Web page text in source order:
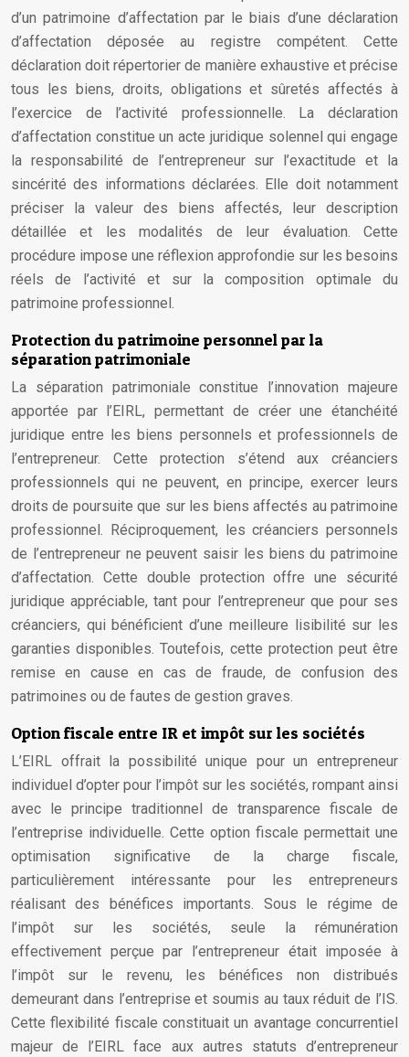
d’un patrimoine d’affectation par le biais d’une déclaration
d’affectation déposée au registre compétent. Cette
déclaration doit répertorier de manière exhaustive et précise
tous les biens, droits, obligations et sûretés affectés à
l’exercice de l’activité professionnelle. La déclaration
d’affectation constitue un acte juridique solennel qui engage
la responsabilité de l’entrepreneur sur l’exactitude et la
sincérité des informations déclarées. Elle doit notamment
préciser la valeur des biens affectés, leur description
détaillée et les modalités de leur évaluation. Cette
procédure impose une réflexion approfondie sur les besoins
réels de l’activité et sur la composition optimale du
patrimoine professionnel.
Protection du patrimoine personnel par la
séparation patrimoniale
La séparation patrimoniale constitue l’innovation majeure
apportée par l’EIRL, permettant de créer une étanchéité
juridique entre les biens personnels et professionnels de
l’entrepreneur. Cette protection s’étend aux créanciers
professionnels qui ne peuvent, en principe, exercer leurs
droits de poursuite que sur les biens affectés au patrimoine
professionnel. Réciproquement, les créanciers personnels
de l’entrepreneur ne peuvent saisir les biens du patrimoine
d’affectation. Cette double protection offre une sécurité
juridique appréciable, tant pour l’entrepreneur que pour ses
créanciers, qui bénéficient d’une meilleure lisibilité sur les
garanties disponibles. Toutefois, cette protection peut être
remise en cause en cas de fraude, de confusion des
patrimoines ou de fautes de gestion graves.
Option fiscale entre IR et impôt sur les sociétés
L’EIRL offrait la possibilité unique pour un entrepreneur
individuel d’opter pour l’impôt sur les sociétés, rompant ainsi
avec le principe traditionnel de transparence fiscale de
l’entreprise individuelle. Cette option fiscale permettait une
optimisation significative de la charge fiscale,
particulièrement intéressante pour les entrepreneurs
réalisant des bénéfices importants. Sous le régime de
l’impôt sur les sociétés, seule la rémunération
effectivement perçue par l’entrepreneur était imposée à
l’impôt sur le revenu, les bénéfices non distribués
demeurant dans l’entreprise et soumis au taux réduit de l’IS.
Cette flexibilité fiscale constituait un avantage concurrentiel
majeur de l’EIRL face aux autres statuts d’entrepreneur